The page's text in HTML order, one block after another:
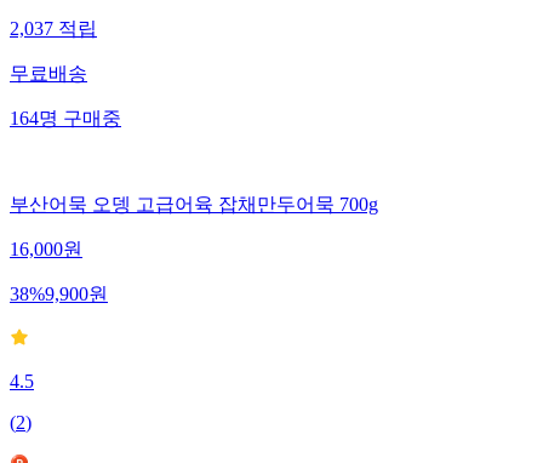
2,037적립
무료배송
164명구매중
부산어묵 오뎅 고급어육 잡채만두어묵 700g
16,000원
38%9,900원
4.5
(2)